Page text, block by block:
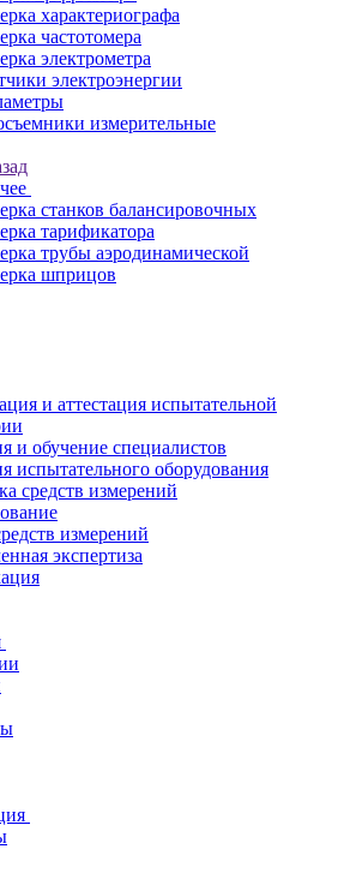
характериографа
частотомера
электрометра
электроэнергии
измерительные
станков балансировочных
тарификатора
трубы аэродинамической
шприцов
и аттестация испытательной
и обучение специалистов
испытательного оборудования
средств измерений
измерений
экспертиза